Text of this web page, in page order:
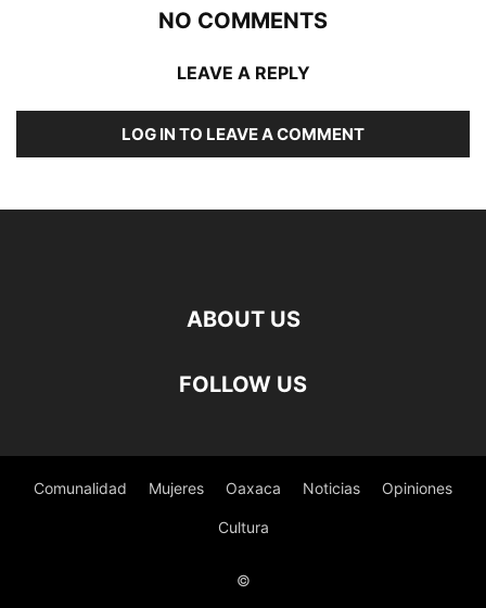
NO COMMENTS
LEAVE A REPLY
LOG IN TO LEAVE A COMMENT
ABOUT US
FOLLOW US
Comunalidad Mujeres Oaxaca Noticias Opiniones
Cultura
©